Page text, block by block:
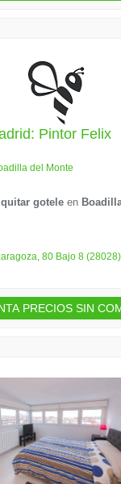
Pintor Felix
del Monte
quitar gotele en
80 Bajo 8
PRECIOS SIN